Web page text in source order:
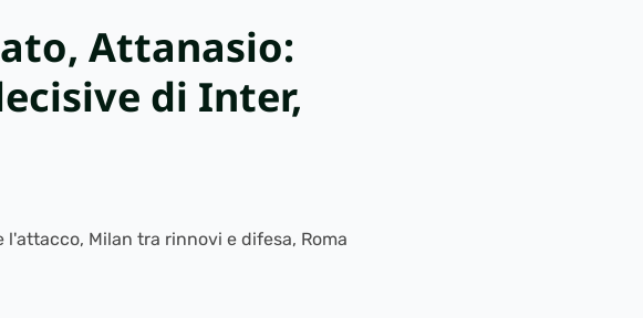
Attanasio:
di Inter,
Milan tra rinnovi e difesa, Roma